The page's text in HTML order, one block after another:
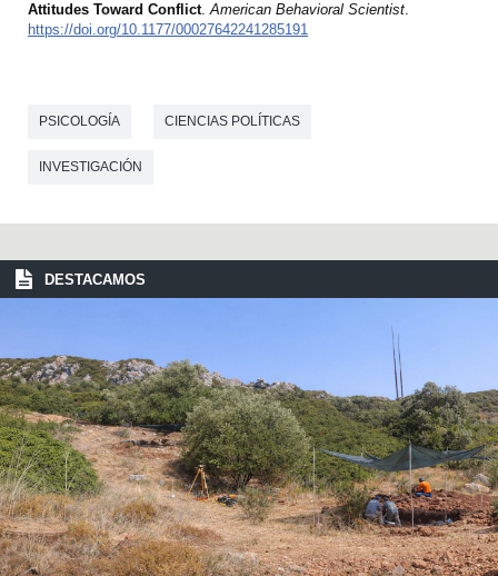
Attitudes Toward Conflict. American Behavioral Scientist.
https://doi.org/10.1177/00027642241285191
PSICOLOGÍA CIENCIAS POLÍTICAS
INVESTIGACIÓN
DESTACAMOS